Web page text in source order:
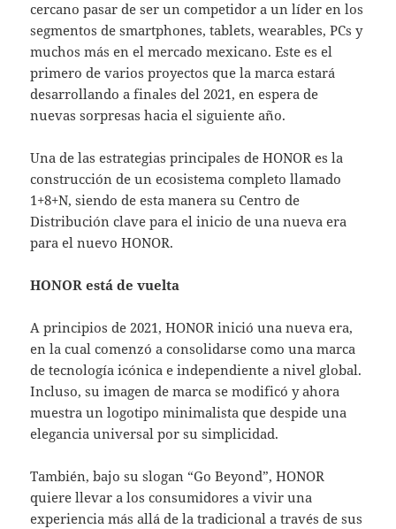
cercano pasar de ser un competidor a un líder en los
segmentos de smartphones, tablets, wearables, PCs y
muchos más en el mercado mexicano. Este es el
primero de varios proyectos que la marca estará
desarrollando a finales del 2021, en espera de
nuevas sorpresas hacia el siguiente año.
Una de las estrategias principales de HONOR es la
construcción de un ecosistema completo llamado
1+8+N, siendo de esta manera su Centro de
Distribución clave para el inicio de una nueva era
para el nuevo HONOR.
HONOR está de vuelta
A principios de 2021, HONOR inició una nueva era,
en la cual comenzó a consolidarse como una marca
de tecnología icónica e independiente a nivel global.
Incluso, su imagen de marca se modificó y ahora
muestra un logotipo minimalista que despide una
elegancia universal por su simplicidad.
También, bajo su slogan “Go Beyond”, HONOR
quiere llevar a los consumidores a vivir una
experiencia más allá de la tradicional a través de sus